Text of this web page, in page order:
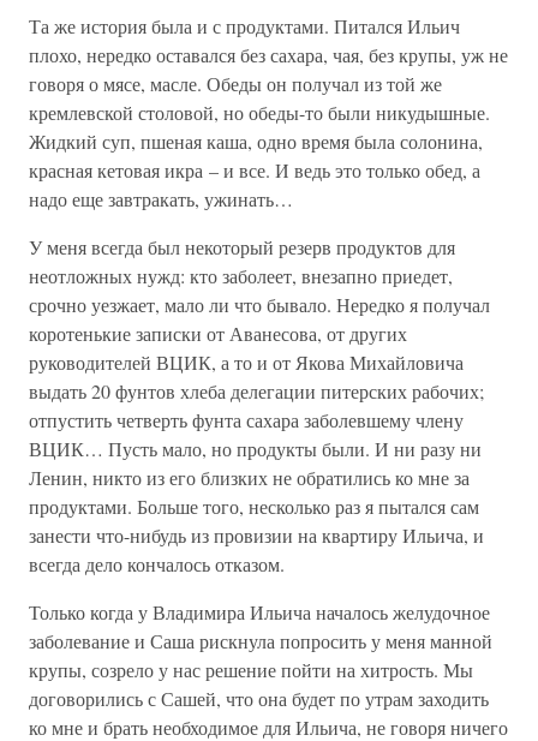
Та же история была и с продуктами. Питался Ильич
плохо, нередко оставался без сахара, чая, без крупы, уж не
говоря о мясе, масле. Обеды он получал из той же
кремлевской столовой, но обеды-то были никудышные.
Жидкий суп, пшеная каша, одно время была солонина,
красная кетовая икра – и все. И ведь это только обед, а
надо еще завтракать, ужинать…
У меня всегда был некоторый резерв продуктов для
неотложных нужд: кто заболеет, внезапно приедет,
срочно уезжает, мало ли что бывало. Нередко я получал
коротенькие записки от Аванесова, от других
руководителей ВЦИК, а то и от Якова Михайловича
выдать 20 фунтов хлеба делегации питерских рабочих;
отпустить четверть фунта сахара заболевшему члену
ВЦИК… Пусть мало, но продукты были. И ни разу ни
Ленин, никто из его близких не обратились ко мне за
продуктами. Больше того, несколько раз я пытался сам
занести что-нибудь из провизии на квартиру Ильича, и
всегда дело кончалось отказом.
Только когда у Владимира Ильича началось желудочное
заболевание и Саша рискнула попросить у меня манной
крупы, созрело у нас решение пойти на хитрость. Мы
договорились с Сашей, что она будет по утрам заходить
ко мне и брать необходимое для Ильича, не говоря ничего